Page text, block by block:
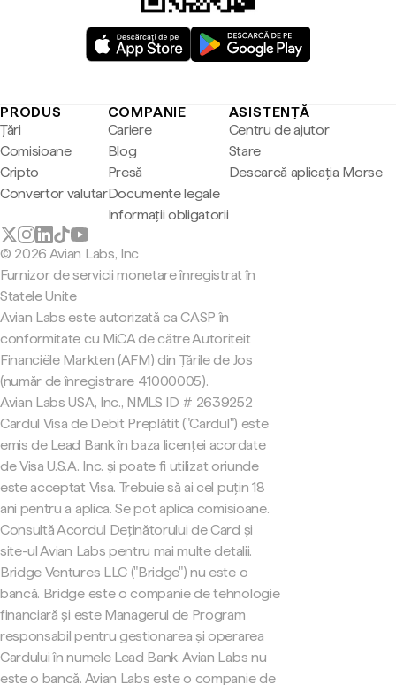
PRODUS
Țări
Comisioane
Cripto
Convertor valutar
COMPANIE
Cariere
Blog
Presă
Documente legale
Informații obligatorii
ASISTENȚĂ
Centru de ajutor
Stare
Descarcă aplicația Morse
© 2026 Avian Labs, Inc
Furnizor de servicii monetare înregistrat în
Statele Unite
Avian Labs este autorizată ca CASP în
conformitate cu MiCA de către Autoriteit
Financiële Markten (AFM) din Țările de Jos
(număr de înregistrare 41000005).
Avian Labs USA, Inc., NMLS ID # 2639252
Cardul Visa de Debit Preplătit ("Cardul") este
emis de Lead Bank în baza licenței acordate
de Visa U.S.A. Inc. și poate fi utilizat oriunde
este acceptat Visa. Trebuie să ai cel puțin 18
ani pentru a aplica. Se pot aplica comisioane.
Consultă Acordul Deținătorului de Card și
site-ul Avian Labs pentru mai multe detalii.
Bridge Ventures LLC ("Bridge") nu este o
bancă. Bridge este o companie de tehnologie
financiară și este Managerul de Program
responsabil pentru gestionarea și operarea
Cardului în numele Lead Bank. Avian Labs nu
este o bancă. Avian Labs este o companie de